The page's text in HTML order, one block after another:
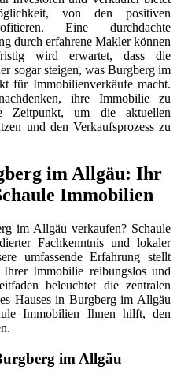
von den positiven
Eine durchdachte
durch erfahrene Makler können
wird erwartet, dass die
sogar steigen, was Burgberg im
für Immobilienverkäufe macht.
ihre Immobilie zu
Zeitpunkt, um die aktuellen
und den Verkaufsprozess zu
im Allgäu: Ihr
Immobilien
im Allgäu verkaufen? Schaule
Fachkenntnis und lokaler
umfassende Erfahrung stellt
Ihrer Immobilie reibungslos und
beleuchtet die zentralen
Hauses in Burgberg im Allgäu
Immobilien Ihnen hilft, den
im Allgäu